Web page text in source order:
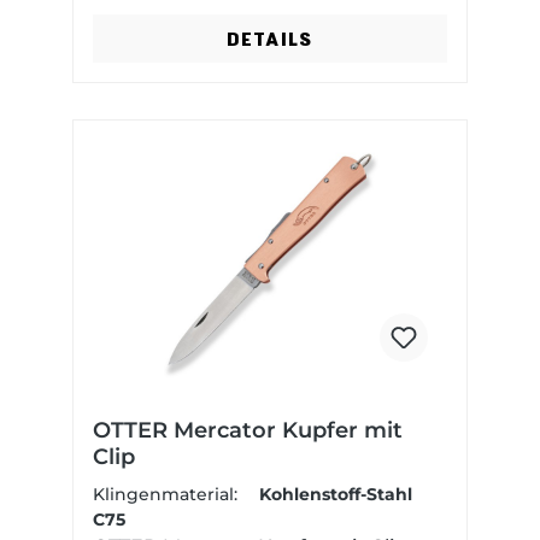
eingestanzte Katze damals wie
Mercator originalgetreu gebaut
und hat sich in seiner Konstruktion
in mittlerweile über 140 Jahren fast
kein bisschen verändert. Die
Backlock Bauweise ist zwar ein
recht simple aber überaus
zuverlässige Konstruktion, die auch
härterer Beanspruchung trotzt,
ist. Die lange Klinge wird wahlweise
aus rostfreiem 1.4043 oder – ganz
originalgetreu – aus nicht-
rostfreiem C75 Carbonstahl gebaut.
Die überaus flache Bauweise sorgt
DETAILS
OTTER Mercator Kupfer mit
Clip
Klingenmaterial: Kohlenstoff-Stahl
C75